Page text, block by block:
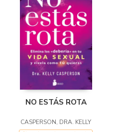
NO ESTÁS ROTA
CASPERSON, DRA. KELLY